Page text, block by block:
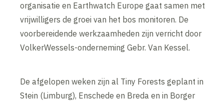
organisatie en Earthwatch Europe gaat samen met
vrijwilligers de groei van het bos monitoren. De
voorbereidende werkzaamheden zijn verricht door
VolkerWessels-onderneming Gebr. Van Kessel.
De afgelopen weken zijn al Tiny Forests geplant in
Stein (Limburg), Enschede en Breda en in Borger